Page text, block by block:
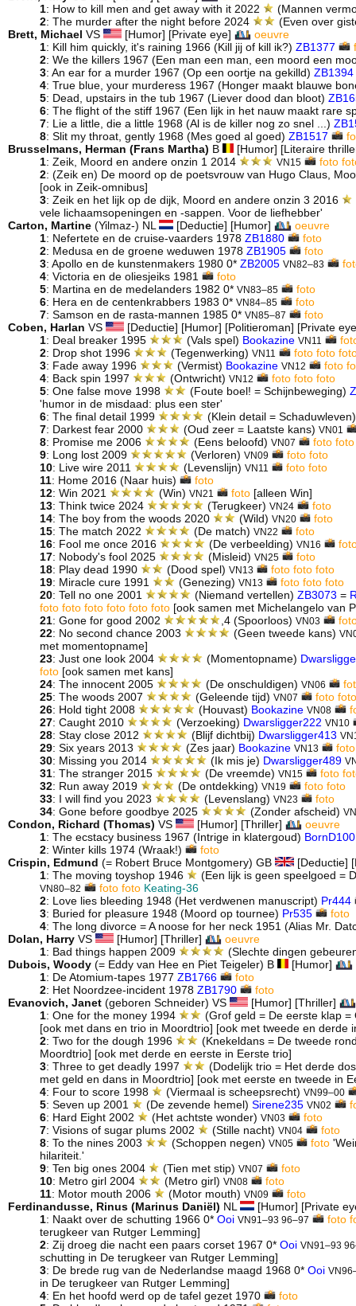
1: How to kill men and get away with it 2022
(Mannen
2: The murder after the night before 2024
(Even over
Brett, Michael VS [Humor] [Private eye]
oeuvre
1: Kill him quickly, it's raining 1966 (Kill jij of kill ik?) ZB1377
2: We the killers 1967 (Een man een man, een moord een
3: An ear for a murder 1967 (Op een oortje na gekilld) ZB1394
4: True blue, your murderess 1967 (Honger maakt blauwe
5: Dead, upstairs in the tub 1967 (Liever dood dan bloot)
6: The flight of the stiff 1967 (Een lijk in het nauw maakt rare
7: Lie a little, die a little 1968 (Al is de killer nog zo snel ...)
8: Slit my throat, gently 1968 (Mes goed al goed) ZB1517
Brusselmans, Herman (Frans Martha) B
[Humor] [Literaire
1: Zeik, Moord en andere onzin 1 2014 VN15 foto
2: (Zeik en) De moord op de poetsvrouw van Hugo Claus,
[ook in Zeik-omnibus]
3: Zeik en het lijk op de dijk, Moord en andere onzin 3 2016
vele lichaamsopeningen en -sappen. Voor de liefhebber'
Carton, Martine (Yilmaz-) NL [Deductie] [Humor]
oeuvre
1: Nefertete en de cruise-vaarders 1978 ZB1880
foto
2: Medusa en de groene weduwen 1978 ZB1905
foto
3: Apollo en de kunstenmakers 1980 0* ZB2005 VN82–83
4: Victoria en de oliesjeiks 1981
foto
5: Martina en de medelanders 1982 0* VN83–85
foto
6: Hera en de centenkrabbers 1983 0* VN84–85
foto
7: Samson en de rasta-mannen 1985 0* VN85–87
foto
Coben, Harlan VS
[Deductie] [Humor] [Politieroman] [Private
1: Deal breaker 1995 (Vals spel) Bookazine VN11
2: Drop shot 1996 (Tegenwerking)VN11 foto foto
3: Fade away 1996 (Vermist) Bookazine VN12 foto
4: Back spin 1997 (Ontwricht)VN12 foto foto foto
5: One false move 1998 (Foute boel! = Schijnbeweging)
'humor in de misdaad: plus een ster'
6: The final detail 1999
(Klein detail =
7: Darkest fear 2000 (Oud zeer = Laatste kans)VN01
8: Promise me 2006 (Eens beloofd) VN07 foto foto
9: Long lost 2009 (Verloren)VN09 foto foto
10: Live wire 2011 (Levenslijn) VN11 foto foto
11: Home 2016 (Naar huis)
foto
12: Win 2021 (Win) VN21 foto [alleen Win]
13: Think twice 2024 (Terugkeer)VN24
foto
14: The boy from the woods 2020 (Wild) VN20
foto
15: The match 2022 (De match) VN22
foto
16: Fool me once 2016 (De verbeelding) VN16
17: Nobody's fool 2025 (Misleid) VN25
foto
18: Play dead 1990 (Dood spel) VN13 foto foto foto
19: Miracle cure 1991 (Genezing) VN13 foto foto foto
20: Tell no one 2001 (Niemand vertellen) ZB3073 =
foto foto foto foto foto foto [ook samen met Michelangelo van
21: Gone for good 2002 ,4 (Spoorloos)VN03
22: No second chance 2003 (Geen tweede kans)
met momentopname]
23: Just one look 2004 (Momentopname)
foto [ook samen met kans]
24: The innocent 2005 (De onschuldigen) VN06
25: The woods 2007 (Geleende tijd) VN07 foto
26: Hold tight 2008 (Houvast) Bookazine VN08
27: Caught 2010 (Verzoeking) Dwarsligger222 VN10
28: Stay close 2012 (Blijf dichtbij) Dwarsligger413
29: Six years 2013 (Zes jaar) Bookazine VN13
foto
30: Missing you 2014 (Ik mis je) Dwarsligger489
31: The stranger 2015 (De vreemde) VN15 foto
32: Run away 2019 (De ontdekking)VN19 foto foto
33: I will find you 2023 (Levenslang) VN23
foto
34: Gone before goodbye 2025 (Zonder afscheid)
Condon, Richard (Thomas) VS [Humor] [Thriller]
oeuvre
1: The ecstacy business 1967 (Intrige in klatergoud) BornD100
2: Winter kills 1974 (Wraak!)
foto
Crispin, Edmund (= Robert Bruce Montgomery) GB
[Deductie]
1: The moving toyshop 1946 (Een lijk is geen speelgoed =
VN80–82 foto foto Keating-36
2: Love lies bleeding 1948 (Het verdwenen manuscript) Pr444
3: Buried for pleasure 1948 (Moord op tournee) Pr535
foto
4: The long divorce = A noose for her neck 1951 (Alias Mr.
Dolan, Harry VS [Humor] [Thriller]
oeuvre
1: Bad things happen 2009
(Slechte dingen
Dubois, Woody (= Eddy van Hee en Piet Teigeler) B [Humor]
1: De Atomium-tapes 1977 ZB1766
foto
2: Het Noordzee-incident 1978 ZB1790
foto
Evanovich, Janet (geboren Schneider) VS
[Humor] [Thriller]
1: One for the money 1994
(Grof geld = De eerste klap
[ook met dans en trio in Moordtrio] [ook met tweede en derde
2: Two for the dough 1996
(Knekeldans = De tweede
Moordtrio] [ook met derde en eerste in Eerste trio]
3: Three to get deadly 1997
(Dodelijk trio = Het derde
met geld en dans in Moordtrio] [ook met eerste en tweede in
4: Four to score 1998 (Viermaal is scheepsrecht)VN99–00
5: Seven up 2001 (De zevende hemel)Sirene235 VN02
6: Hard Eight 2002 (Het achtste wonder)VN03
foto
7: Visions of sugar plums 2002 (Stille nacht)VN04
foto
8: To the nines 2003 (Schoppen negen) VN05 foto
hilariteit.'
9: Ten big ones 2004 (Tien met stip)VN07
foto
10: Metro girl 2004 (Metro girl) VN08
foto
11: Motor mouth 2006 (Motor mouth)VN09
foto
Ferdinandusse, Rinus (Marinus Daniël) NL
[Humor] [Private
1: Naakt over de schutting 1966 0* Ooi VN91–93 96–97 foto
terugkeer van Rutger Lemming]
2: Zij droeg die nacht een paars corset 1967 0* Ooi VN91–93
schutting in De terugkeer van Rutger Lemming]
3: De brede rug van de Nederlandse maagd 1968 0* Ooi
in De terugkeer van Rutger Lemming]
4: En het hoofd werd op de tafel gezet 1970
foto